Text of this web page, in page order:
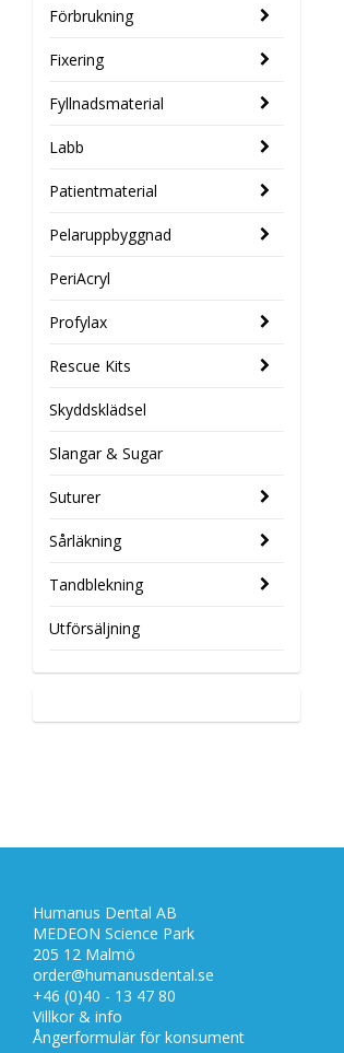
Förbrukning
Fixering
Fyllnadsmaterial
Labb
Patientmaterial
Pelaruppbyggnad
PeriAcryl
Profylax
Rescue Kits
Skyddsklädsel
Slangar & Sugar
Suturer
Sårläkning
Tandblekning
Utförsäljning
Humanus Dental AB
MEDEON Science Park
205 12 Malmö
order@humanusdental.se
+46 (0)40 - 13 47 80
Villkor & info
Ångerformulär för konsument